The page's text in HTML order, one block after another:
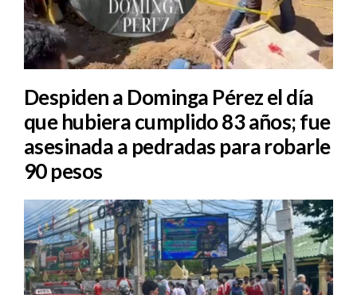
Despiden a Dominga Pérez el día
que hubiera cumplido 83 años; fue
asesinada a pedradas para robarle
90 pesos